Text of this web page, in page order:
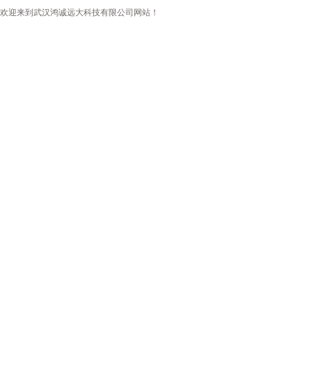
欢迎来到武汉鸿诚远大科技有限公司网站！